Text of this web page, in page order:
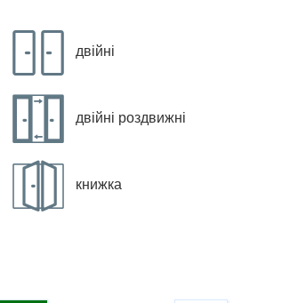
двійні
двійні роздвижні
книжка